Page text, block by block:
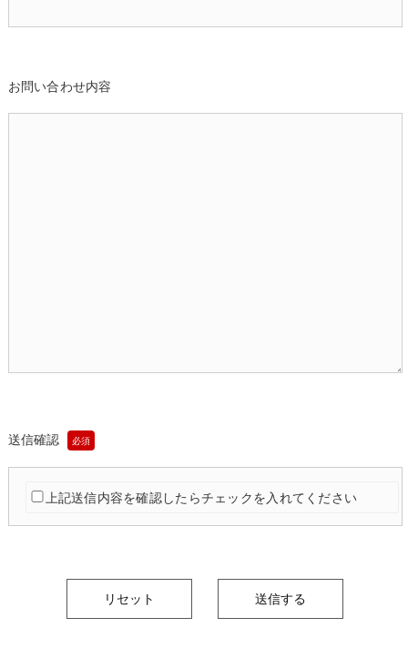
お問い合わせ内容
送信確認 必須
上記送信内容を確認したらチェックを入れてください
リセット 送信する